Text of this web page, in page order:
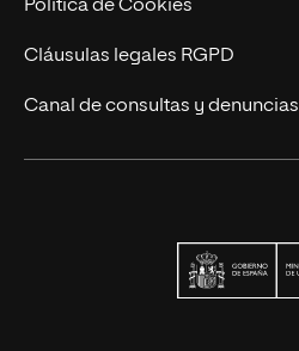
Política de Cookies
Cláusulas legales RGPD
Canal de consultas y denuncias